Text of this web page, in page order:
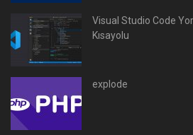
Visual Studio Code
Kısayolu
explode